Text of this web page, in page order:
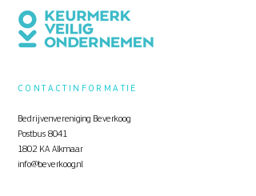
CONTACTINFORMATIE
Bedrijvenvereniging Beverkoog
Postbus 8041
1802 KA Alkmaar
info@beverkoog.nl